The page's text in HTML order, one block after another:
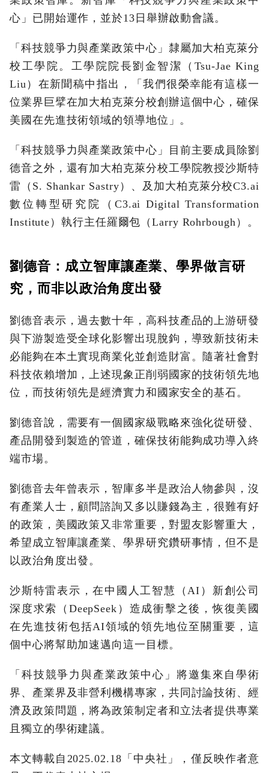
心」已開始運作，並於13日舉辦啟動會議。
「科技競爭力與產業政策中心」隸屬加大柏克萊分
校工學院。工學院院長劉金智潔（Tsu-Jae King
Liu）在新聞稿中指出，「我們很榮幸能有這樣一
位業界巨擘在加大柏克萊分校創辦這個中心，確保
美國在先進技術領域的領導地位」。
「科技競爭力與產業政策中心」目前主要成員除劉
德音之外，還有加大柏克萊分校工學院教授沙斯特
雷（S. Shankar Sastry）、及加大柏克萊分校C3.ai
數位轉型研究院（C3.ai Digital Transformation
Institute）執行主任羅爾包（Larry Rohrbough）。
劉德音：成立智庫讓產業、學界做言研
究，而非以政治角度出發
劉德音表示，過去數十年，高科技產品的上游研發
與下游製造受全球化影響出現脫鉤，導致新技術未
必能夠在本土實現商業化並創造財富。隨著社會對
科技依賴增加，上述現象正削弱國家的技術領先地
位，而技術領先是經濟實力和國家安全的基石。
劉德音說，需要有一個國家級戰略來強化從研發、
產品開發到製造的管道，確保技術能夠成功導入終
端市場。
劉德音去年曾表示，智庫多半是政治人物參與，沒
有產業人士，顧問諮詢又多以賺錢為主，很難有好
的政策，美國政策又非常重要，對盟友影響重大，
希望成立智庫讓產業、學界研究鑽研事情，但不是
以政治角度出發。
沙斯特雷表示，在中國人工智慧（AI）新創公司
深度求索（DeepSeek）造成衝擊之後，恢復美國
在先進技術包括AI領域的領先地位至關重要，這
個中心將幫助加速邁向這一目標。
「科技競爭力與產業政策中心」將邀集來自學術
界、產業界及非營利機構專家，共同討論技術、經
濟及政策問題，將為政策制定者和立法者提供專業
且獨立的學術建議。
本文轉載自2025.02.18「中央社」，僅反映作者意